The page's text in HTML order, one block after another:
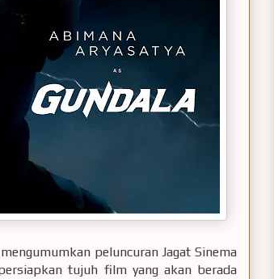
peluncuran Jagat Sinema
tujuh film yang akan berada